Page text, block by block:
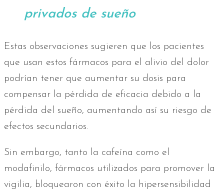
privados de sueño
Estas observaciones sugieren que los pacientes
que usan estos fármacos para el alivio del dolor
podrían tener que aumentar su dosis para
compensar la pérdida de eficacia debido a la
pérdida del sueño, aumentando así su riesgo de
efectos secundarios.
Sin embargo, tanto la cafeína como el
modafinilo, fármacos utilizados para promover la
vigilia, bloquearon con éxito la hipersensibilidad